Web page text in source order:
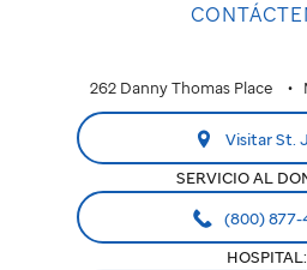
262 Danny Thomas Place
Visitar St.
SERVICIO AL
(800) 877-
HOSPITAL: